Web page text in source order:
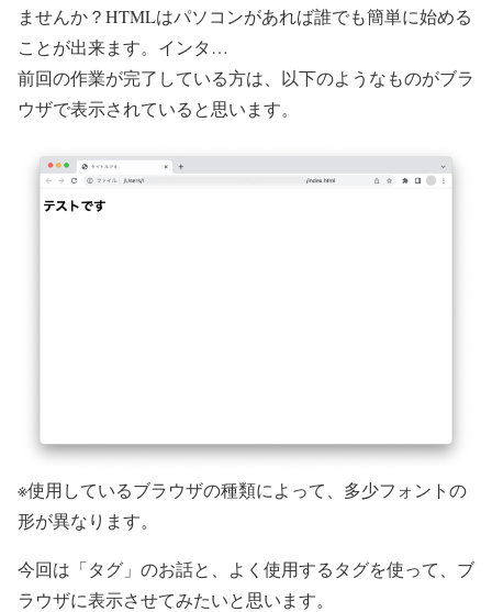
ませんか？HTMLはパソコンがあれば誰でも簡単に始める
ことが出来ます。インタ…
前回の作業が完了している方は、以下のようなものがブラ
ウザで表示されていると思います。
※使用しているブラウザの種類によって、多少フォントの
形が異なります。
今回は「タグ」のお話と、よく使用するタグを使って、ブ
ラウザに表示させてみたいと思います。